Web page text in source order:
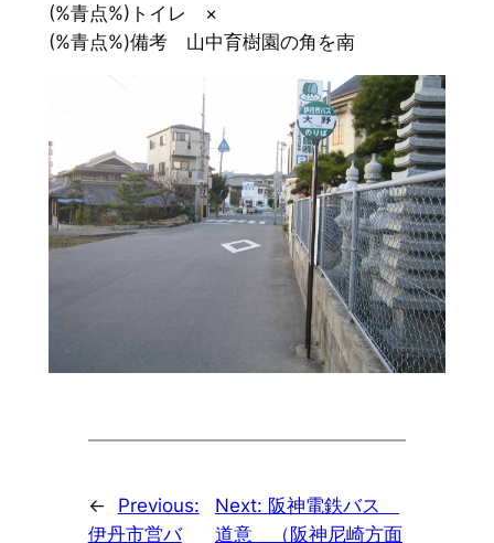
(%青点%)トイレ ×
(%青点%)備考 山中育樹園の角を南
←
Previous:
伊丹市営バ
Next: 阪神電鉄バス
道意 （阪神尼崎方面